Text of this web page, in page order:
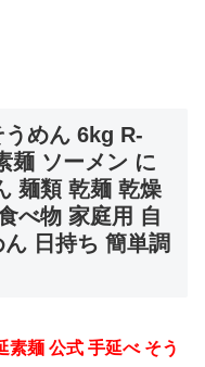
めん 6kg R-
麺 ソーメン に
麺類 乾麺 乾燥
べ物 家庭用 自
日持ち 簡単調
素麺 公式 手延べ そう